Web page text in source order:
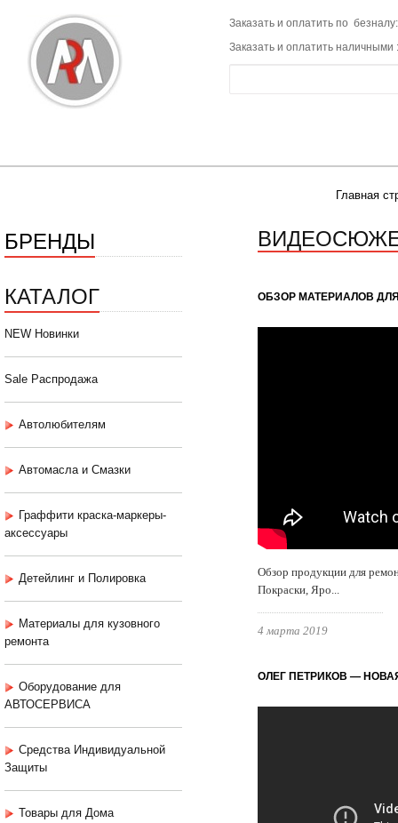
Заказать и оплатить по
Заказать и оплатить наличными
Главная
БРЕНДЫ
КАТАЛОГ
NEW Новинки
Sale Распродажа
Автолюбителям
Автомасла и Смазки
Граффити краска-маркеры-
аксессуары
Детейлинг и Полировка
Материалы для кузовного
ремонта
Оборудование для
АВТОСЕРВИСА
Средства Индивидуальной
Защиты
Товары для Дома
ОБЗОР МАТЕРИАЛОВ
Обзор продукции для
Покраски, Яро...
4 марта 2019
ОЛЕГ ПЕТРИКОВ —